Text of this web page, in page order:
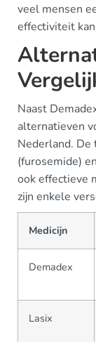
veel mensen
effectiviteit
Naast
alternatieven
Nederland. De
(furosemide)
ook effectieve
zijn enkele
Medicijn
Demadex
Lasix